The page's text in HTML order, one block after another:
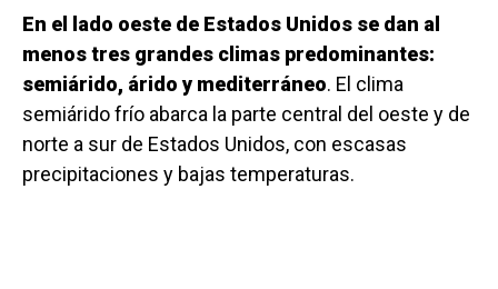
En el lado oeste de Estados Unidos se dan al
menos tres grandes climas predominantes:
semiárido, árido y mediterráneo. El clima
semiárido frío abarca la parte central del oeste y de
norte a sur de Estados Unidos, con escasas
precipitaciones y bajas temperaturas.